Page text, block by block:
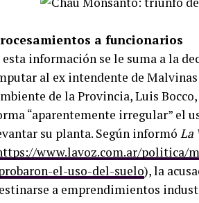
a funcionarios
esta información se le suma a la
al ex intendente de
de la Provincia, Luis
“aparentemente irregular” el
su planta. Según informó La
www.lavoz.com.ar/politica/
el-uso-del-suelo), la
a emprendimientos